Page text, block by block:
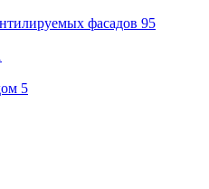
фасадов 95
5